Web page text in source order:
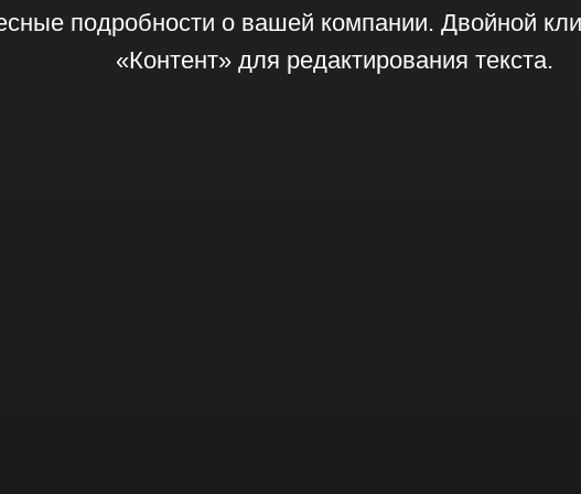
подробности о вашей компании. Двойной
«Контент» для редактирования текста.